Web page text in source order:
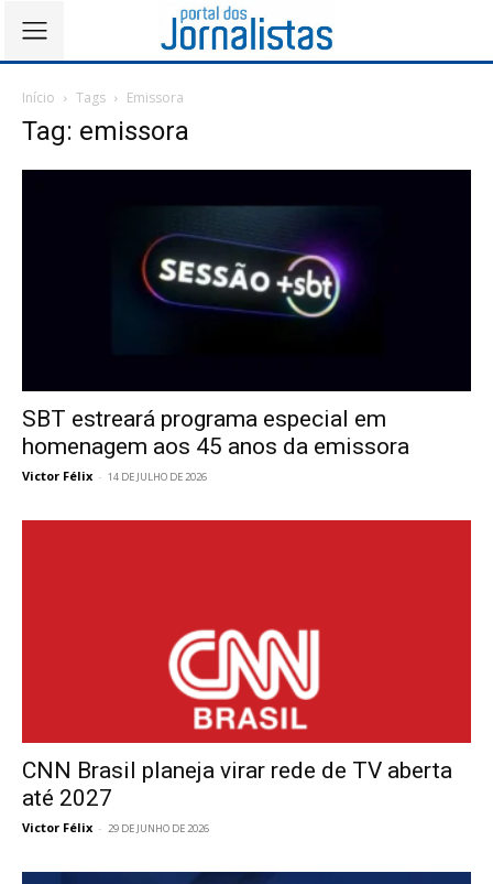
Início Tags Emissora
Tag: emissora
SBT estreará programa especial em
homenagem aos 45 anos da emissora
Victor Félix - 14 DE JULHO DE 2026
CNN Brasil planeja virar rede de TV aberta
até 2027
Victor Félix - 29 DE JUNHO DE 2026